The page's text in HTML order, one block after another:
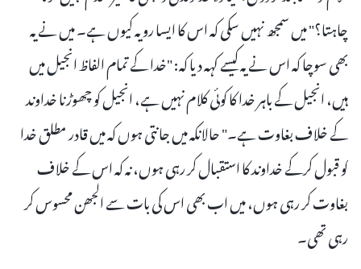
چاہتا؟" میں سمجھ نہیں سکی کہ اس کا ایسا رویہ کیوں ہے۔ میں نے یہ
بھی سوچا کہ اس نے یہ کیسے کہہ دیا کہ: "خدا کے تمام الفاظ انجیل میں
ہیں، انجیل کے باہر خدا کا کوئی کلام نہیں ہے، انجیل کو چھوڑنا خداوند
کے خلاف بغاوت ہے۔" حالانکہ میں جانتی ہوں کہ میں قادر مطلق خدا
کو قبول کرکے خداوند کا استقبال کر رہی ہوں، نہ کہ اس کے خلاف
بغاوت کر رہی ہوں، میں اب بھی اس کی بات سے الجھن محسوس کر
رہی تھی۔